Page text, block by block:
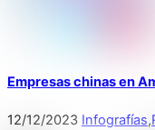
Empresas chinas en
12/12/2023 Infografías,